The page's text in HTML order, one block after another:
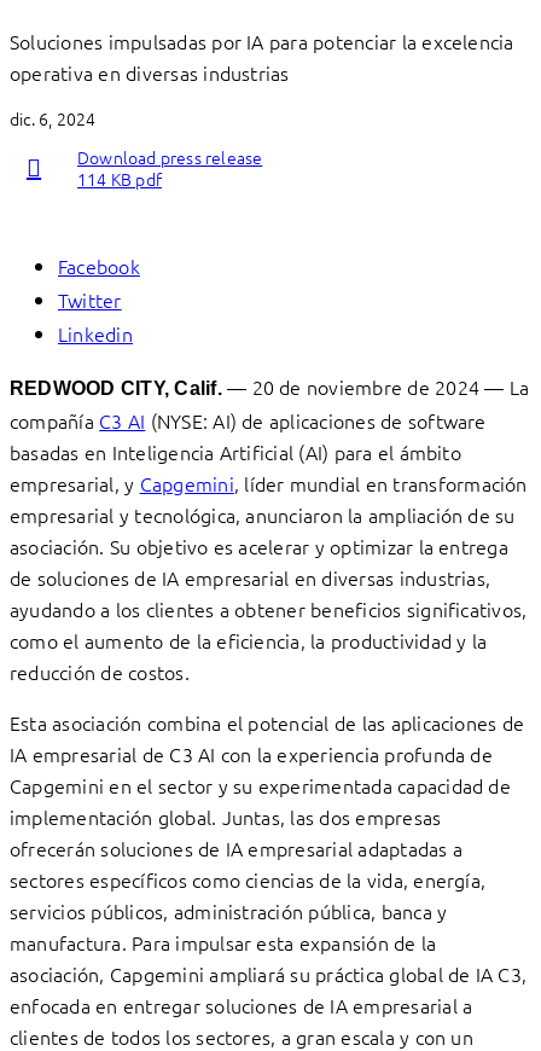
Soluciones impulsadas por IA para potenciar la excelencia
operativa en diversas industrias
dic. 6, 2024
Download press release
114 KB pdf
Facebook
Twitter
Linkedin
REDWOOD CITY, Calif.— 20 de noviembre de 2024 — La
compañía C3 AI (NYSE: AI) de aplicaciones de software
basadas en Inteligencia Artificial (AI) para el ámbito
empresarial, y Capgemini, líder mundial en transformación
empresarial y tecnológica, anunciaron la ampliación de su
asociación. Su objetivo es acelerar y optimizar la entrega
de soluciones de IA empresarial en diversas industrias,
ayudando a los clientes a obtener beneficios significativos,
como el aumento de la eficiencia, la productividad y la
reducción de costos.
Esta asociación combina el potencial de las aplicaciones de
IA empresarial de C3 AI con la experiencia profunda de
Capgemini en el sector y su experimentada capacidad de
implementación global. Juntas, las dos empresas
ofrecerán soluciones de IA empresarial adaptadas a
sectores específicos como ciencias de la vida, energía,
servicios públicos, administración pública, banca y
manufactura. Para impulsar esta expansión de la
asociación, Capgemini ampliará su práctica global de IA C3,
enfocada en entregar soluciones de IA empresarial a
clientes de todos los sectores, a gran escala y con un